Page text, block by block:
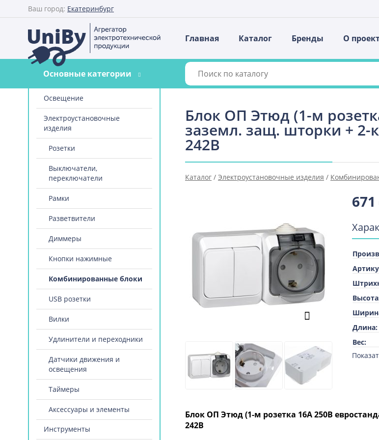
Ваш город: Екатеринбург
Главная Каталог Бренды О
Основные категории
Освещение
Электроустановочные
изделия
Розетки
Выключатели,
переключатели
Рамки
Разветвители
Диммеры
Кнопки нажимные
Комбинированные блоки
USB розетки
Вилки
Удлинители и переходники
Датчики движения и
освещения
Таймеры
Аксессуары и элементы
Инструменты
Блок ОП Этюд (1-м
заземл. защ. шторки + 2-
242B
Каталог / Электроустановочные изделия /
671
Длина:
Вес:
Не
Блок ОП Этюд (1-м розетка 16А 250В
242B